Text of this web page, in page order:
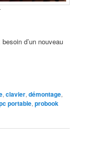
d’un nouveau
,clavier,démontage,
portable,probook